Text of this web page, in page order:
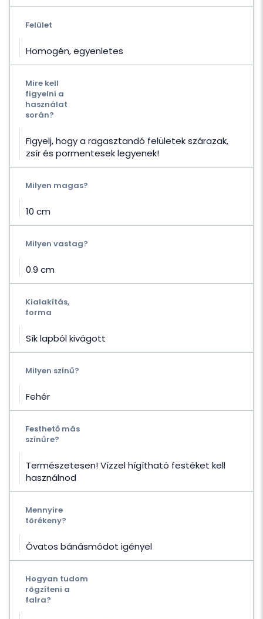
Felület
Homogén, egyenletes
Mire kell
figyelni a
használat
során?
Figyelj, hogy a ragasztandó felületek szárazak,
zsír és pormentesek legyenek!
Milyen magas?
10 cm
Milyen vastag?
0.9 cm
Kialakítás,
forma
Sík lapból kivágott
Milyen színű?
Fehér
Festhető más
színűre?
Természetesen! Vízzel hígítható festéket kell
használnod
Mennyire
törékeny?
Óvatos bánásmódot igényel
Hogyan tudom
rögzíteni a
falra?